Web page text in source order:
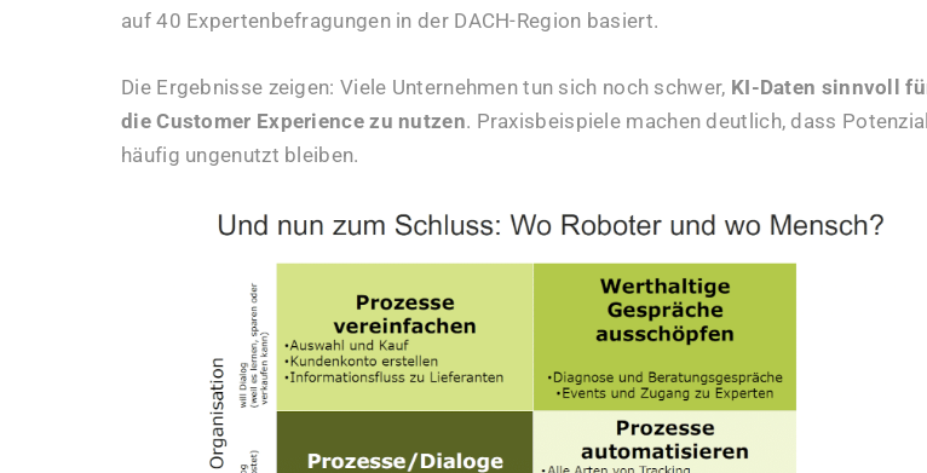
auf 40 Expertenbefragungen in der DACH-Region basiert.
Die Ergebnisse zeigen: Viele Unternehmen tun sich noch schwer, KI-Daten sinnvoll
die Customer Experience zu nutzen. Praxisbeispiele machen deutlich, dass
häufig ungenutzt bleiben.